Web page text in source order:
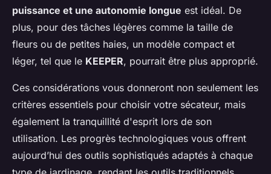
puissance et une autonomie longue est idéal. De
plus, pour des tâches légères comme la taille de
fleurs ou de petites haies, un modèle compact et
léger, tel que le KEEPER, pourrait être plus approprié.
Ces considérations vous donneront non seulement les
critères essentiels pour choisir votre sécateur, mais
également la tranquillité d'esprit lors de son
utilisation. Les progrès technologiques vous offrent
aujourd’hui des outils sophistiqués adaptés à chaque